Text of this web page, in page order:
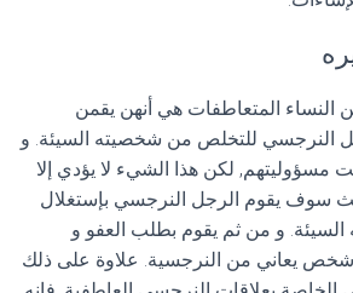
النساء المتعاطفات هي أنهن يقمن
النرجسي للتخلص من شخصيته السيئة. و
مسؤوليتهم, لكن هذا الشيء لا يؤدي إلا
سوف يقوم الرجل النرجسي بإستغلال
السيئة. و من ثم يقوم بطلب العفو و
شخص يعاني من النرجسية. علاوة على ذلك